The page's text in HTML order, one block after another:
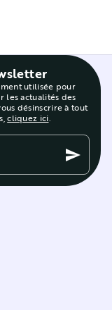
utilisée pour
les actualités des
désinscrire à tout
cliquez ici.
send